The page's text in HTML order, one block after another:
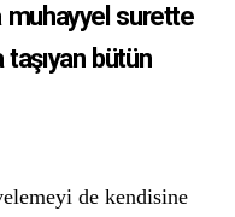
muhayyel surette
bütün
de kendisine